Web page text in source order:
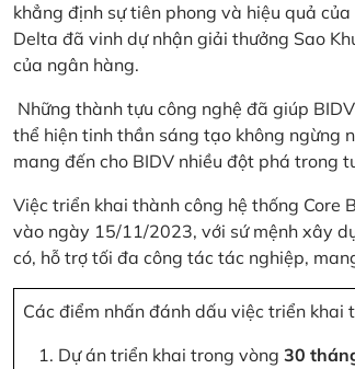
khẳng định sự tiên phong và hiệu quả
Delta đã vinh dự nhận giải thưởng Sao
của ngân hàng.
Những thành tựu công nghệ đã giúp
thể hiện tinh thần sáng tạo không ngừng
mang đến cho BIDV nhiều đột phá trong
Việc triển khai thành công hệ thống Core
vào ngày 15/11/2023, với sứ mệnh xây
có, hỗ trợ tối đa công tác tác nghiệp,
Các điểm nhấn đánh dấu việc triển khai
Dự án triển khai trong vòng 30